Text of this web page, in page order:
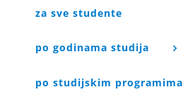
za sve studente
po godinama studija
po studijskim programima